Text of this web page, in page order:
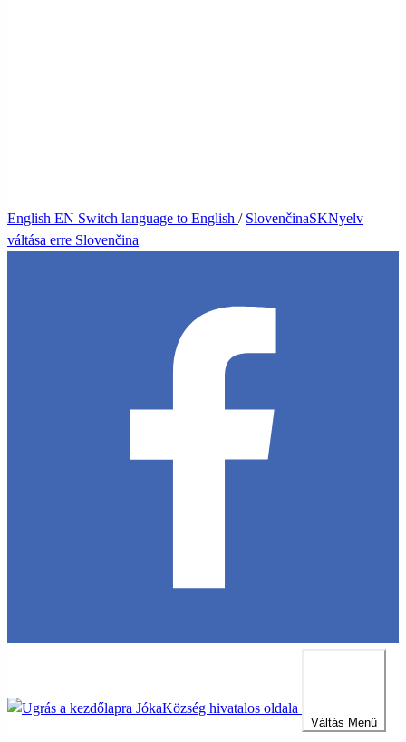
English EN Switch language to English / SlovenčinaSKNyelv
váltása erre Slovenčina
JókaKözség hivatalos oldala
Váltás Menü